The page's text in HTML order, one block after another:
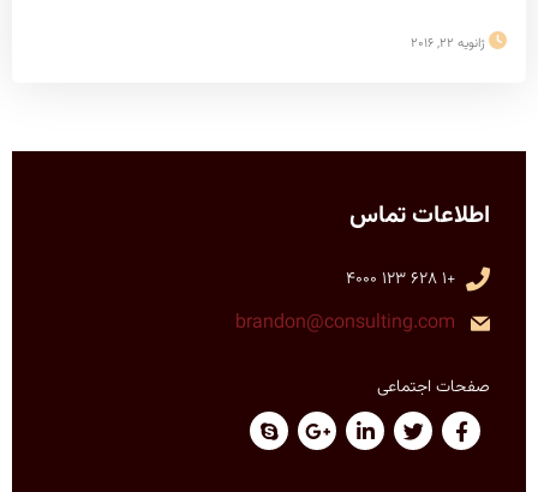
ژانویه 22, 2016
اطلاعات تماس
+1 628 123 4000
brandon@consulting.com
صفحات اجتماعی